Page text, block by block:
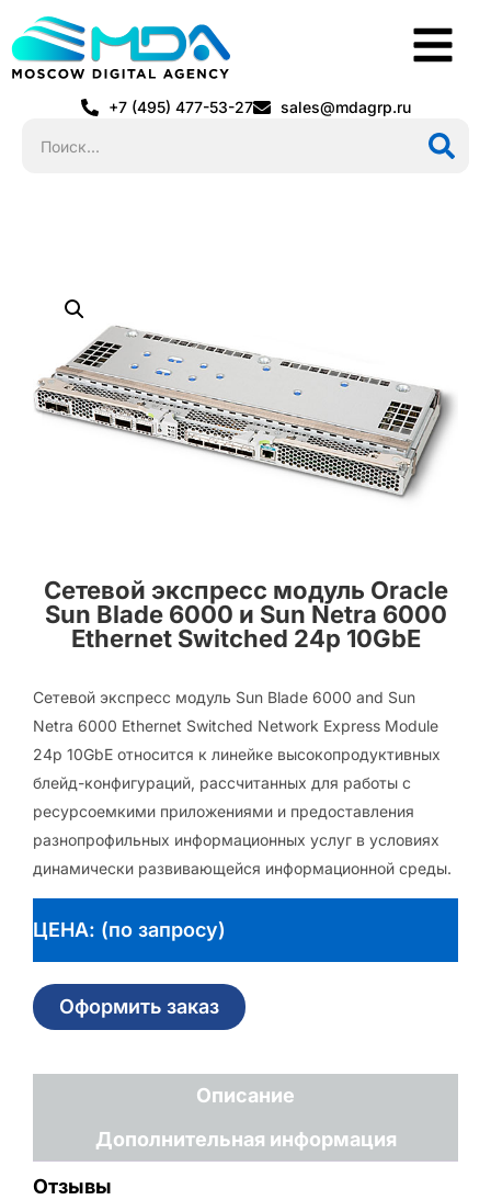
+7 (495) 477-53-27 sales@mdagrp.ru
Сетевой экспресс модуль Oracle
Sun Blade 6000 и Sun Netra 6000
Ethernet Switched 24p 10GbE
Сетевой экспресс модуль Sun Blade 6000 and Sun
Netra 6000 Ethernet Switched Network Express Module
24p 10GbE относится к линейке высокопродуктивных
блейд-конфигураций, рассчитанных для работы с
ресурсоемкими приложениями и предоставления
разнопрофильных информационных услуг в условиях
динамически развивающейся информационной среды.
ЦЕНА: (по запросу)
Оформить заказ
Описание
Дополнительная информация
Отзывы